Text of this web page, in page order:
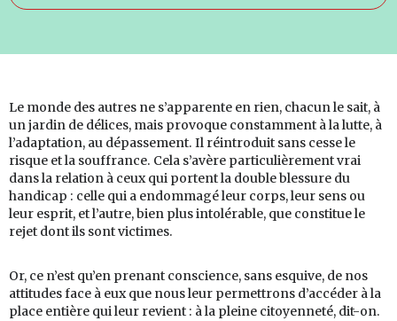
Le monde des autres ne s’apparente en rien, chacun le sait, à
un jardin de délices, mais provoque constamment à la lutte, à
l’adaptation, au dépassement. Il réintroduit sans cesse le
risque et la souffrance. Cela s’avère particulièrement vrai
dans la relation à ceux qui portent la double blessure du
handicap : celle qui a endommagé leur corps, leur sens ou
leur esprit, et l’autre, bien plus intolérable, que constitue le
rejet dont ils sont victimes.
Or, ce n’est qu’en prenant conscience, sans esquive, de nos
attitudes face à eux que nous leur permettrons d’accéder à la
place entière qui leur revient : à la pleine citoyenneté, dit-on.